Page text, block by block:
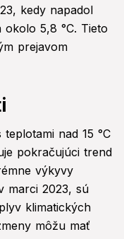
kedy napadol
5,8 °C. Tieto
prejavom
nad 15 °C
pokračujúci trend
výkyvy
marci 2023, sú
klimatických
môžu mať